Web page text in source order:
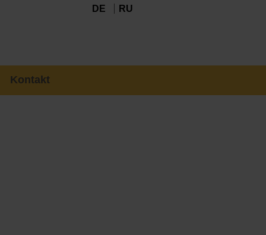
DE RU
Kontakt